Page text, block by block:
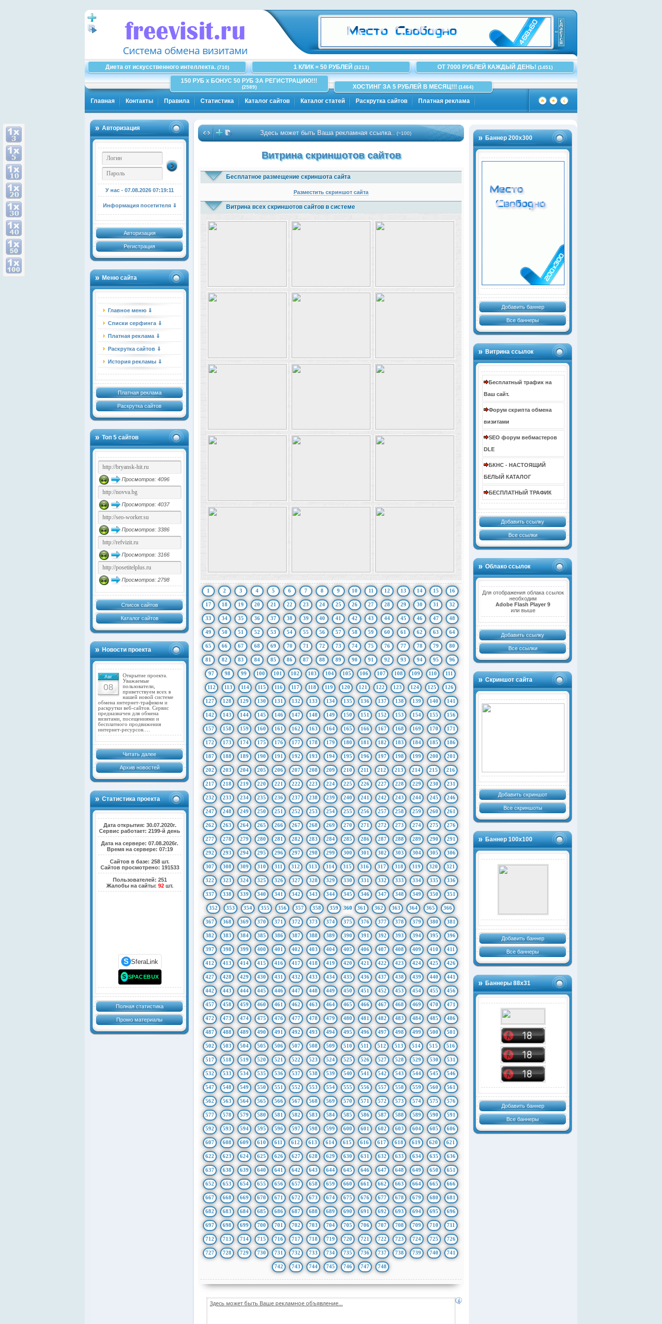
Диета от искусственного интеллекта.(710) 1 КЛИК = 50 РУБЛЕЙ (3213) ОТ 7000 РУБЛЕЙ КАЖДЫЙ ДЕНЬ! (1451)
150 РУБ x БОНУС 50 РУБ ЗА РЕГИСТРАЦИЮ!!!
(2589) ХОСТИНГ ЗА 5 РУБЛЕЙ В МЕСЯЦ!!! (1464)
Главная Контакты Правила Статистика Каталог сайтов Каталог статей Раскрутка сайтов Платная реклама
Авторизация
У нас - 07.08.202607:19:11
Информация посетителя ⇓
Авторизация
Регистрация
Меню сайта
Главное меню ⇓
Списки серфинга ⇓
Платная реклама ⇓
Раскрутка сайтов ⇓
История рекламы ⇓
Платная реклама
Раскрутка сайтов
Топ 5 сайтов
Просмотров: 4096
Просмотров: 4037
Просмотров: 3386
Просмотров: 3166
Просмотров: 2798
Список сайтов
Каталог сайтов
Новости проекта
Авг
08
Открытие проекта.
Уважаемые
пользователи,
приветствуем всех в
нашей новой системе
обмена интернет-трафиком и
раскрутки веб-сайтов. Сервис
предназначен для обмена
визитами, посещениями и
бесплатного продвижения
интернет-ресурсов.…
Читать далее
Архив новостей
Статистика проекта
Дата открытия: 30.07.2020г.
Сервис работает: 2199-й день
Дата на сервере: 07.08.2026г.
Время на сервере: 07:19
Сайтов в базе: 258 шт.
Сайтов просмотрено: 191533
Пользователей: 251
Жалобы на сайты: 92шт.
S SferaLink
S SPACEBUX
Полная статистика
Промо материалы
Баннер 200х300
Добавить баннер
Все баннеры
Витрина ссылок
Бесплатный трафик на
Ваш сайт.
Форум скрипта обмена
визитами
SEO форум вебмастеров
DLE
БКНС - НАСТОЯЩИЙ
БЕЛЫЙ КАТАЛОГ
БЕСПЛАТНЫЙ ТРАФИК
Добавить ссылку
Все ссылки
Облако ссылок
Для отображения облака ссылок
необходим
Adobe Flash Player 9
или выше
Добавить ссылку
Все ссылки
Скриншот сайта
Добавить скриншот
Все скриншоты
Баннер 100х100
Добавить баннер
Все баннеры
Баннеры 88х31
Добавить баннер
Все баннеры
Здесь может быть Ваша рекламная ссылка..(~100)
Витрина скриншотов сайтов
Бесплатное размещение скриншота сайта
Разместить скриншот сайта
Витрина всех скриншотов сайтов в системе
1 2 3 4 5 6 7 8 9 10 11 12 13 14 15 16
17 18 19 20 21 22 23 24 25 26 27 28 29 30 31 32
33 34 35 36 37 38 39 40 41 42 43 44 45 46 47 48
49 50 51 52 53 54 55 56 57 58 59 60 61 62 63 64
65 66 67 68 69 70 71 72 73 74 75 76 77 78 79 80
81 82 83 84 85 86 87 88 89 90 91 92 93 94 95 96
97 98 99 100 101 102 103 104 105 106 107 108 109 110 111
112 113 114 115 116 117 118 119 120 121 122 123 124 125 126
127 128 129 130 131 132 133 134 135 136 137 138 139 140 141
142 143 144 145 146 147 148 149 150 151 152 153 154 155 156
157 158 159 160 161 162 163 164 165 166 167 168 169 170 171
172 173 174 175 176 177 178 179 180 181 182 183 184 185 186
187 188 189 190 191 192 193 194 195 196 197 198 199 200 201
202 203 204 205 206 207 208 209 210 211 212 213 214 215 216
217 218 219 220 221 222 223 224 225 226 227 228 229 230 231
232 233 234 235 236 237 238 239 240 241 242 243 244 245 246
247 248 249 250 251 252 253 254 255 256 257 258 259 260 261
262 263 264 265 266 267 268 269 270 271 272 273 274 275 276
277 278 279 280 281 282 283 284 285 286 287 288 289 290 291
292 293 294 295 296 297 298 299 300 301 302 303 304 305 306
307 308 309 310 311 312 313 314 315 316 317 318 319 320 321
322 323 324 325 326 327 328 329 330 331 332 333 334 335 336
337 338 339 340 341 342 343 344 345 346 347 348 349 350 351
352 353 354 355 356 357 358 359 360 361 362 363 364 365 366
367 368 369 370 371 372 373 374 375 376 377 378 379 380 381
382 383 384 385 386 387 388 389 390 391 392 393 394 395 396
397 398 399 400 401 402 403 404 405 406 407 408 409 410 411
412 413 414 415 416 417 418 419 420 421 422 423 424 425 426
427 428 429 430 431 432 433 434 435 436 437 438 439 440 441
442 443 444 445 446 447 448 449 450 451 452 453 454 455 456
457 458 459 460 461 462 463 464 465 466 467 468 469 470 471
472 473 474 475 476 477 478 479 480 481 482 483 484 485 486
487 488 489 490 491 492 493 494 495 496 497 498 499 500 501
502 503 504 505 506 507 508 509 510 511 512 513 514 515 516
517 518 519 520 521 522 523 524 525 526 527 528 529 530 531
532 533 534 535 536 537 538 539 540 541 542 543 544 545 546
547 548 549 550 551 552 553 554 555 556 557 558 559 560 561
562 563 564 565 566 567 568 569 570 571 572 573 574 575 576
577 578 579 580 581 582 583 584 585 586 587 588 589 590 591
592 593 594 595 596 597 598 599 600 601 602 603 604 605 606
607 608 609 610 611 612 613 614 615 616 617 618 619 620 621
622 623 624 625 626 627 628 629 630 631 632 633 634 635 636
637 638 639 640 641 642 643 644 645 646 647 648 649 650 651
652 653 654 655 656 657 658 659 660 661 662 663 664 665 666
667 668 669 670 671 672 673 674 675 676 677 678 679 680 681
682 683 684 685 686 687 688 689 690 691 692 693 694 695 696
697 698 699 700 701 702 703 704 705 706 707 708 709 710 711
712 713 714 715 716 717 718 719 720 721 722 723 724 725 726
727 728 729 730 731 732 733 734 735 736 737 738 739 740 741
742 743 744 745 746 747 748
Здесь может быть Ваше рекламное объявление...